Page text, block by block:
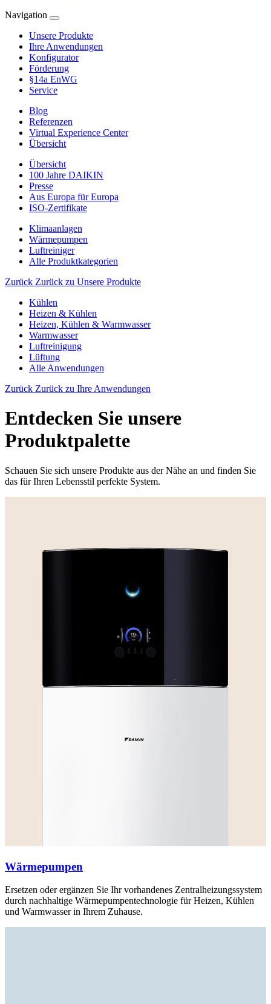
Navigation
Unsere Produkte
Ihre Anwendungen
Konfigurator
Förderung
§14a EnWG
Service
Blog
Referenzen
Virtual Experience Center
Übersicht
Übersicht
100 Jahre DAIKIN
Presse
Aus Europa für Europa
ISO-Zertifikate
Klimaanlagen
Wärmepumpen
Luftreiniger
Alle Produktkategorien
Zurück Zurück zu Unsere Produkte
Kühlen
Heizen & Kühlen
Heizen, Kühlen & Warmwasser
Warmwasser
Luftreinigung
Lüftung
Alle Anwendungen
Zurück Zurück zu Ihre Anwendungen
Entdecken Sie unsere
Produktpalette
Schauen Sie sich unsere Produkte aus der Nähe an und finden Sie
das für Ihren Lebensstil perfekte System.
Wärmepumpen
Ersetzen oder ergänzen Sie Ihr vorhandenes Zentralheizungssystem
durch nachhaltige Wärmepumpentechnologie für Heizen, Kühlen
und Warmwasser in Ihrem Zuhause.